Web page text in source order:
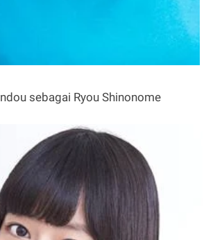
sebagai Ryou Shinonome